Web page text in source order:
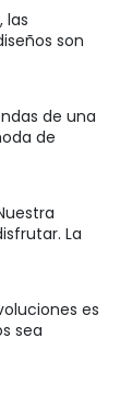
, las
son
de una
de
La
es
sea